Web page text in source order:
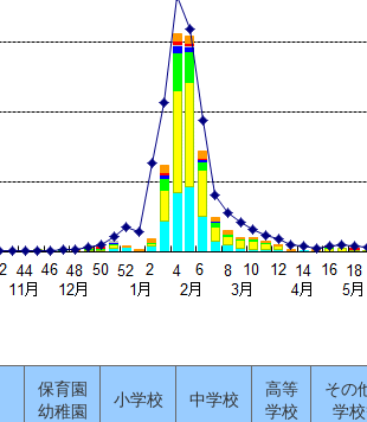
保育園
幼稚園
小学校 中学校
高等
学校
その
学